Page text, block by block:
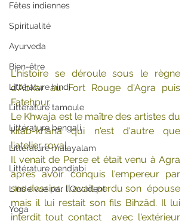
Fêtes indiennes
Spiritualité
Ayurveda
Bien-être
Littérature hindi
Littérature tamoule
Littérature bengali
Littérature malayalam
Littérature pendjabi
L'Inde vue par l'Occident
Yoga
L'histoire se déroule sous le règne
d'Abkar au Fort Rouge d'Agra puis
Fatehpur.
Le Khwaja est le maître des artistes du
kitab-khana qui n'est d'autre que
l'atelier royal.
Il venait de Perse et était venu à Agra
après avoir conquis l'empereur par
ses dessins. Il avait perdu son  épouse
mais il lui restait son fils Bihzâd. Il lui
interdit tout contact  avec l'extérieur